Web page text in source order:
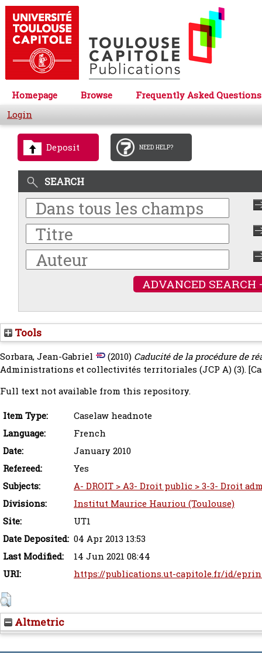
Homepage Browse
Frequently Asked Questions
Login
Deposit NEED HELP?
SEARCH
ADVANCED SEARCH
Tools
Sorbara, Jean-Gabriel (2010) Caducité de la procédure de
Administrations et collectivités territoriales (JCP A) (3).
Full text not available from this repository.
Item Type:
Caselaw headnote
Language:
French
Date:
January 2010
Refereed:
Yes
Subjects:
A- DROIT > A3- Droit public > 3-3- Droit
Divisions:
Institut Maurice Hauriou (Toulouse)
Site:
UT1
Date Deposited: 04 Apr 2013 13:53
Last Modified:
14 Jun 2021 08:44
URI:
https://publications.ut-capitole.fr/id/
Altmetric